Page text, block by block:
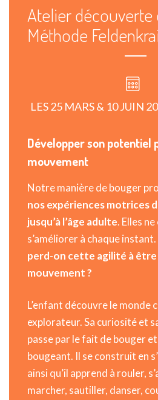
Atelier découverte
Méthode
LES 25 MARS & 10 JUIN
Développer son potentiel
mouvement
Notre manière de bouger
nos expériences motrices
jusqu’à l’âge adulte. Elles
s’améliorer à chaque
perd-on cette agilité à
mouvement ?
L’enfant découvre le monde
explorateur. Sa curiosité et
passe par le fait de bouger
bougeant. Il se construit en
ainsi qu’il apprend à rouler,
marcher, sautiller, danser,